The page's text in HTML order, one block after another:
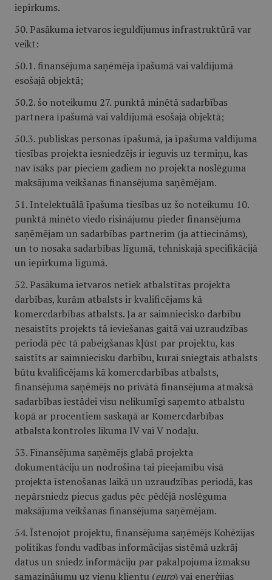
iepirkums.
50. Pasākuma ietvaros ieguldījumus infrastruktūrā var
veikt:
50.1. finansējuma saņēmēja īpašumā vai valdījumā
esošajā objektā;
50.2. šo noteikumu 27. punktā minētā sadarbības
partnera īpašumā vai valdījumā esošajā objektā;
50.3. publiskas personas īpašumā, ja īpašuma valdījuma
tiesības projekta iesniedzējs ir ieguvis uz termiņu, kas
nav īsāks par pieciem gadiem no projekta noslēguma
maksājuma veikšanas finansējuma saņēmējam.
51. Intelektuālā īpašuma tiesības uz šo noteikumu 10.
punktā minēto viedo risinājumu pieder finansējuma
saņēmējam un sadarbības partnerim (ja attiecināms),
un to nosaka sadarbības līgumā, tehniskajā specifikācijā
un iepirkuma līgumā.
52. Pasākuma ietvaros netiek atbalstītas projekta
darbības, kurām atbalsts ir kvalificējams kā
komercdarbības atbalsts. Ja ar saimniecisko darbību
nesaistīts projekts tā ieviešanas gaitā vai uzraudzības
periodā pēc tā pabeigšanas kļūst par projektu, kas
saistīts ar saimniecisku darbību, kurai sniegtais atbalsts
būtu kvalificējams kā komercdarbības atbalsts,
finansējuma saņēmējs no privātā finansējuma atmaksā
sadarbības iestādei visu nelikumīgi saņemto atbalstu
kopā ar procentiem saskaņā ar Komercdarbības
atbalsta kontroles likuma IV vai V nodaļu.
53. Finansējuma saņēmējs glabā projekta
dokumentāciju un nodrošina tai pieejamību visā
projekta īstenošanas laikā un uzraudzības periodā, kas
nepārsniedz piecus gadus pēc pēdējā noslēguma
maksājuma veikšanas finansējuma saņēmējam.
54. Īstenojot projektu, finansējuma saņēmējs Kohēzijas
politikas fondu vadības informācijas sistēmā uzkrāj
datus un sniedz informāciju par pakalpojuma izmaksu
samazinājumu uz vienu klientu (euro) vai enerģijas